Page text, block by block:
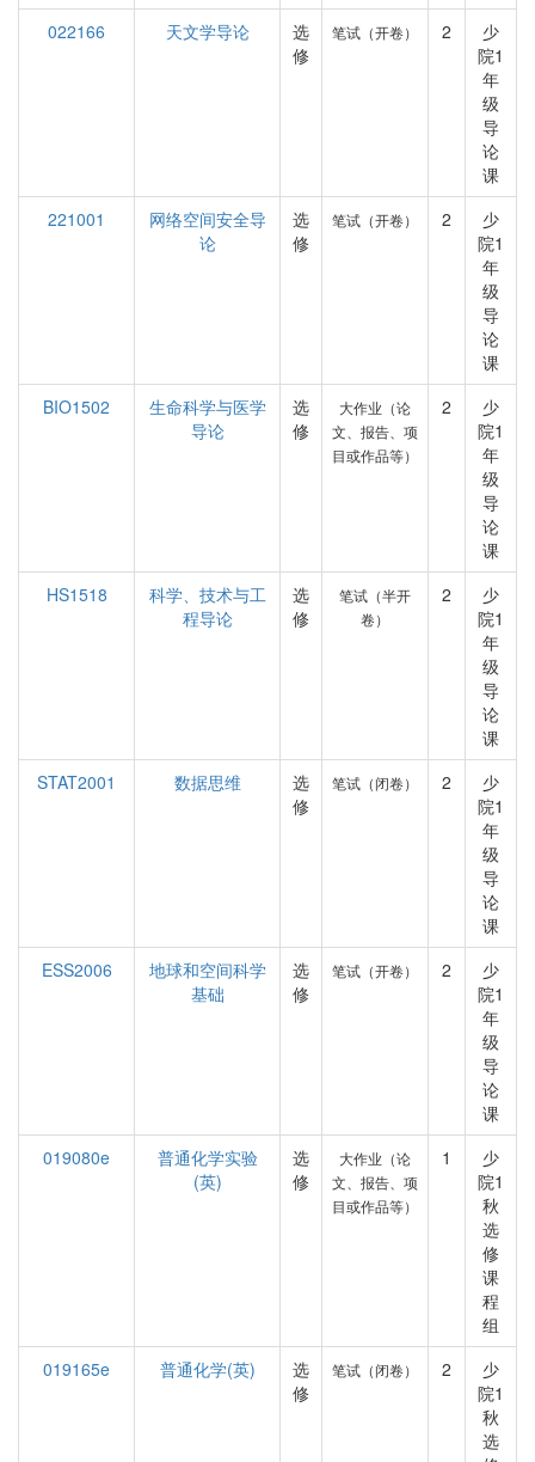
022166
天文学导论
选
修
笔试（开卷） 2
少
院1
年
级
导
论
课
221001
网络空间安全导
论
选
修
笔试（开卷） 2
少
院1
年
级
导
论
课
BIO1502
生命科学与医学
导论
选
修
大作业（论
文、报告、项
目或作品等）
2
少
院1
年
级
导
论
课
HS1518
科学、技术与工
程导论
选
修
笔试（半开
卷）
2
少
院1
年
级
导
论
课
STAT2001
数据思维
选
修
笔试（闭卷） 2
少
院1
年
级
导
论
课
ESS2006
地球和空间科学
基础
选
修
笔试（开卷） 2
少
院1
年
级
导
论
课
019080e
普通化学实验
(英)
选
修
大作业（论
文、报告、项
目或作品等）
1
少
院1
秋
选
修
课
程
组
019165e
普通化学(英)
选
修
笔试（闭卷） 2
少
院1
秋
选